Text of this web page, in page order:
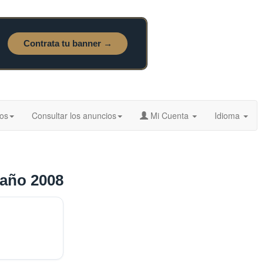
Consultar los anuncios Mi Cuenta Idioma
2008